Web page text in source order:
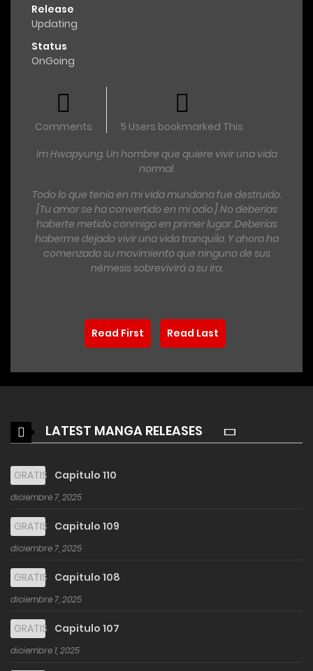
Release
Updating
Status
OnGoing
Comments
5 Users bookmarked This
Im Hwapyung. Un hombre que quiere vivir una vida
normal.
Todo lo que tenía en mi vida mundana fue destruido.
[Tu amor se ha convertido en mi odio.] No deberías
haberte metido conmigo en primer lugar. Deberías
haberme dejado vivir una vida tranquila. Y ahora ha
comenzado su movimiento que ninguno de sus
némesis sobrevivirá a su ira.
Read First Read Last
LATEST MANGA RELEASES
GRATIS Capitulo 110
diciembre 7, 2025
GRATIS Capitulo 109
diciembre 7, 2025
GRATIS Capitulo 108
diciembre 7, 2025
GRATIS Capitulo 107
diciembre 1, 2025